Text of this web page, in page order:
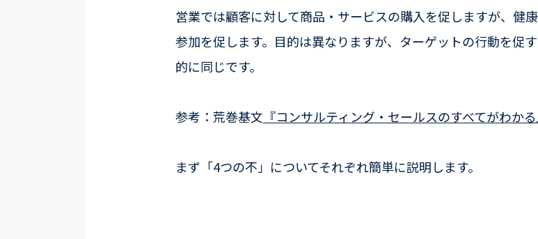
営業では顧客に対して商品・サービスの購入を促しますが、健
参加を促します。目的は異なりますが、ターゲットの行動を促
的に同じです。
参考：荒巻基文 『コンサルティング・セールスのすべてがわかる
まず「4つの不」についてそれぞれ簡単に説明します。